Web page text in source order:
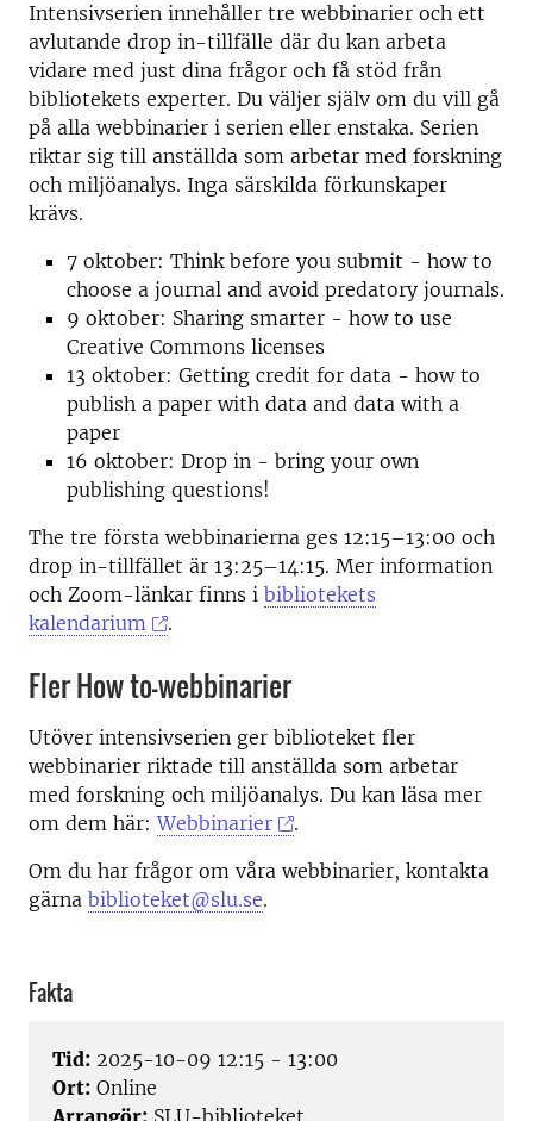
Intensivserien innehåller tre webbinarier och ett
avlutande drop in-tillfälle där du kan arbeta
vidare med just dina frågor och få stöd från
bibliotekets experter. Du väljer själv om du vill gå
på alla webbinarier i serien eller enstaka. Serien
riktar sig till anställda som arbetar med forskning
och miljöanalys. Inga särskilda förkunskaper
krävs.
7 oktober: Think before you submit - how to
choose a journal and avoid predatory journals.
9 oktober: Sharing smarter - how to use
Creative Commons licenses
13 oktober: Getting credit for data - how to
publish a paper with data and data with a
paper
16 oktober: Drop in - bring your own
publishing questions!
The tre första webbinarierna ges 12:15–13:00 och
drop in-tillfället är 13:25–14:15. Mer information
och Zoom-länkar finns i bibliotekets
kalendarium
.
Fler How to-webbinarier
Utöver intensivserien ger biblioteket fler
webbinarier riktade till anställda som arbetar
med forskning och miljöanalys. Du kan läsa mer
om dem här: Webbinarier
.
Om du har frågor om våra webbinarier, kontakta
gärna biblioteket@slu.se.
Fakta
Tid: 2025-10-09 12:15 - 13:00
Ort: Online